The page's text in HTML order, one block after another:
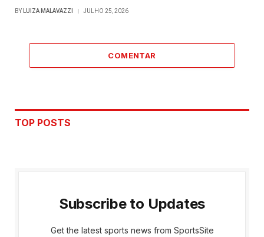
BY LUIZA MALAVAZZI JULHO 25, 2026
COMENTAR
TOP POSTS
Subscribe to Updates
Get the latest sports news from SportsSite